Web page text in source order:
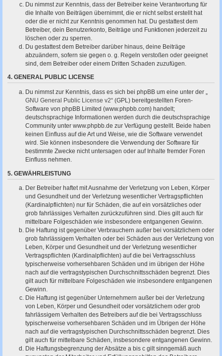
Du nimmst zur Kenntnis, dass der Betreiber keine Verantwortung für
die Inhalte von Beiträgen übernimmt, die er nicht selbst erstellt hat
oder die er nicht zur Kenntnis genommen hat. Du gestattest dem
Betreiber, dein Benutzerkonto, Beiträge und Funktionen jederzeit zu
löschen oder zu sperren.
Du gestattest dem Betreiber darüber hinaus, deine Beiträge
abzuändern, sofern sie gegen o. g. Regeln verstoßen oder geeignet
sind, dem Betreiber oder einem Dritten Schaden zuzufügen.
4. GENERAL PUBLIC LICENSE
Du nimmst zur Kenntnis, dass es sich bei phpBB um eine unter der „
GNU General Public License v2“ (GPL) bereitgestellten Foren-
Software von phpBB Limited (www.phpbb.com) handelt;
deutschsprachige Informationen werden durch die deutschsprachige
Community unter www.phpbb.de zur Verfügung gestellt. Beide haben
keinen Einfluss auf die Art und Weise, wie die Software verwendet
wird. Sie können insbesondere die Verwendung der Software für
bestimmte Zwecke nicht untersagen oder auf Inhalte fremder Foren
Einfluss nehmen.
5. GEWÄHRLEISTUNG
Der Betreiber haftet mit Ausnahme der Verletzung von Leben, Körper
und Gesundheit und der Verletzung wesentlicher Vertragspflichten
(Kardinalpflichten) nur für Schäden, die auf ein vorsätzliches oder
grob fahrlässiges Verhalten zurückzuführen sind. Dies gilt auch für
mittelbare Folgeschäden wie insbesondere entgangenen Gewinn.
Die Haftung ist gegenüber Verbrauchern außer bei vorsätzlichem oder
grob fahrlässigem Verhalten oder bei Schäden aus der Verletzung von
Leben, Körper und Gesundheit und der Verletzung wesentlicher
Vertragspflichten (Kardinalpflichten) auf die bei Vertragsschluss
typischerweise vorhersehbaren Schäden und im übrigen der Höhe
nach auf die vertragstypischen Durchschnittsschäden begrenzt. Dies
gilt auch für mittelbare Folgeschäden wie insbesondere entgangenen
Gewinn.
Die Haftung ist gegenüber Unternehmern außer bei der Verletzung
von Leben, Körper und Gesundheit oder vorsätzlichem oder grob
fahrlässigem Verhalten des Betreibers auf die bei Vertragsschluss
typischerweise vorhersehbaren Schäden und im Übrigen der Höhe
nach auf die vertragstypischen Durchschnittsschäden begrenzt. Dies
gilt auch für mittelbare Schäden, insbesondere entgangenen Gewinn.
Die Haftungsbegrenzung der Absätze a bis c gilt sinngemäß auch